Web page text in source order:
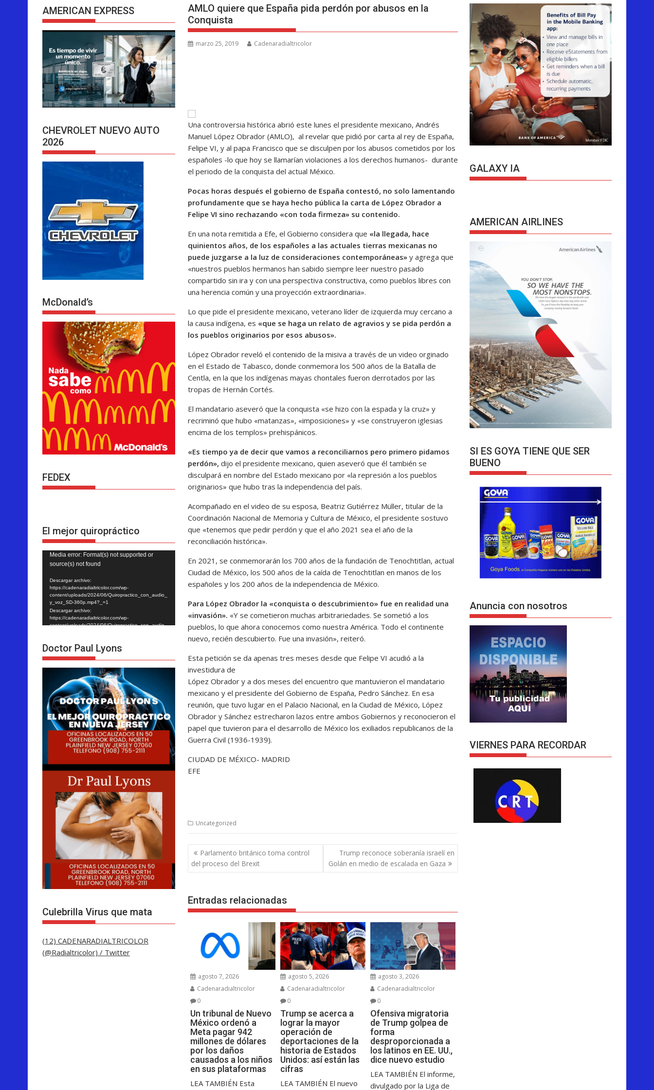
AMLO quiere que España pida perdón por abusos en la
Conquista
marzo 25, 2019 Cadenaradialtricolor
Una controversia histórica abrió este lunes el presidente mexicano, Andrés
Manuel López Obrador (AMLO), al revelar que pidió por carta al rey de España,
Felipe VI, y al papa Francisco que se disculpen por los abusos cometidos por los
españoles -lo que hoy se llamarían violaciones a los derechos humanos- durante
el periodo de la conquista del actual México.
Pocas horas después el gobierno de España contestó, no solo lamentando
profundamente que se haya hecho pública la carta de López Obrador a
Felipe VI sino rechazando «con toda firmeza» su contenido.
En una nota remitida a Efe, el Gobierno considera que «la llegada, hace
quinientos años, de los españoles a las actuales tierras mexicanas no
puede juzgarse a la luz de consideraciones contemporáneas»y agrega que
«nuestros pueblos hermanos han sabido siempre leer nuestro pasado
compartido sin ira y con una perspectiva constructiva, como pueblos libres con
una herencia común y una proyección extraordinaria».
Lo que pide el presidente mexicano, veterano líder de izquierda muy cercano a
la causa indígena, es «que se haga un relato de agravios y se pida perdón a
los pueblos originarios por esos abusos».
López Obrador reveló el contenido de la misiva a través de un video orginado
en el Estado de Tabasco, donde conmemora los 500 años de la Batalla de
Centla, en la que los indígenas mayas chontales fueron derrotados por las
tropas de Hernán Cortés.
El mandatario aseveró que la conquista «se hizo con la espada y la cruz» y
recriminó que hubo «matanzas», «imposiciones» y «se construyeron iglesias
encima de los templos» prehispánicos.
«Es tiempo ya de decir que vamos a reconciliarnos pero primero pidamos
perdón», dijo el presidente mexicano, quien aseveró que él también se
disculpará en nombre del Estado mexicano por «la represión a los pueblos
originarios» que hubo tras la independencia del país.
Acompañado en el video de su esposa, Beatriz Gutiérrez Müller, titular de la
Coordinación Nacional de Memoria y Cultura de México, el presidente sostuvo
que «tenemos que pedir perdón y que el año 2021 sea el año de la
reconciliación histórica».
En 2021, se conmemorarán los 700 años de la fundación de Tenochtitlan, actual
Ciudad de México, los 500 años de la caída de Tenochtitlan en manos de los
españoles y los 200 años de la independencia de México.
Para López Obrador la «conquista o descubrimiento» fue en realidad una
«invasión». «Y se cometieron muchas arbitrariedades. Se sometió a los
pueblos, lo que ahora conocemos como nuestra América. Todo el continente
nuevo, recién descubierto. Fue una invasión», reiteró.
Esta petición se da apenas tres meses desde que Felipe VI acudió a la
investidura de
López Obrador y a dos meses del encuentro que mantuvieron el mandatario
mexicano y el presidente del Gobierno de España, Pedro Sánchez. En esa
reunión, que tuvo lugar en el Palacio Nacional, en la Ciudad de México, López
Obrador y Sánchez estrecharon lazos entre ambos Gobiernos y reconocieron el
papel que tuvieron para el desarrollo de México los exiliados republicanos de la
Guerra Civil (1936-1939).
CIUDAD DE MÉXICO- MADRID
EFE
Uncategorized
Navegación
de
entradas
Parlamento británico toma control
del proceso del Brexit
Trump reconoce soberanía israelí en
Golán en medio de escalada en Gaza
Entradas relacionadas
agosto 7, 2026
Cadenaradialtricolor
0
Un tribunal de Nuevo
México ordenó a
Meta pagar 942
millones de dólares
por los daños
causados a los niños
en sus plataformas
LEA TAMBIÉN Esta
agosto 5, 2026
Cadenaradialtricolor
0
Trump se acerca a
lograr la mayor
operación de
deportaciones de la
historia de Estados
Unidos: así están las
cifras
LEA TAMBIÉN El nuevo
agosto 3, 2026
Cadenaradialtricolor
0
Ofensiva migratoria
de Trump golpea de
forma
desproporcionada a
los latinos en EE. UU.,
dice nuevo estudio
LEA TAMBIÉN El informe,
divulgado por la Liga de
AMERICAN EXPRESS
CHEVROLET NUEVO AUTO
2026
McDonald’s
FEDEX
El mejor quiropráctico
Reproductor
de
vídeo
Media error: Format(s) not supported or
source(s) not found
Descargar archivo:
https://cadenaradialtricolor.com/wp-
content/uploads/2024/06/Quiropractico_con_audio_
y_voz_SD-360p.mp4?_=1
Descargar archivo:
https://cadenaradialtricolor.com/wp-
content/uploads/2024/06/Quiropractico_con_audio_
Doctor Paul Lyons
Culebrilla Virus que mata
(12) CADENARADIALTRICOLOR
(@Radialtricolor) / Twitter
GALAXY IA
AMERICAN AIRLINES
SI ES GOYA TIENE QUE SER
BUENO
Anuncia con nosotros
VIERNES PARA RECORDAR